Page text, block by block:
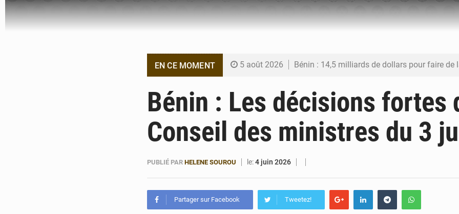
EN CE MOMENT 5 août 2026 Bénin : 14,5 milliards de dollars pour faire de la CDN 3.0
4 août 2026 FÉBÉBOXE : la gouvernance, premier combat de la
3 août 2026 Valse des entraîneurs en Première Division
Bénin : Les décisions fortes
Conseil des ministres du 3
PUBLIÉ PAR HELENE SOUROU le:4 juin 2026
Partager sur Facebook Tweetez!